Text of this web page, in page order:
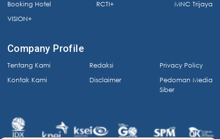
Booking Hotel
VISION+
RCTI+
MNC Trijaya
Company Profile
Tentang Kami
Kontak Kami
Redaksi
Disclaimer
Privacy Policy
Pedoman Media
Siber